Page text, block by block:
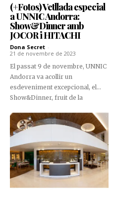
(+Fotos) Vetllada especial
a UNNIC Andorra:
Show&Dinner amb
JOCOR i HITACHI
Dona Secret -
21 de novembre de 2023
El passat 9 de novembre, UNNIC
Andorra va acollir un
esdeveniment excepcional, el
Show&Dinner, fruit de la
HITACHI. Aquesta iniciativa va
fusionar l'entreteniment amb la
innovació tecnològica, creant
una experiència única per als
assistents.